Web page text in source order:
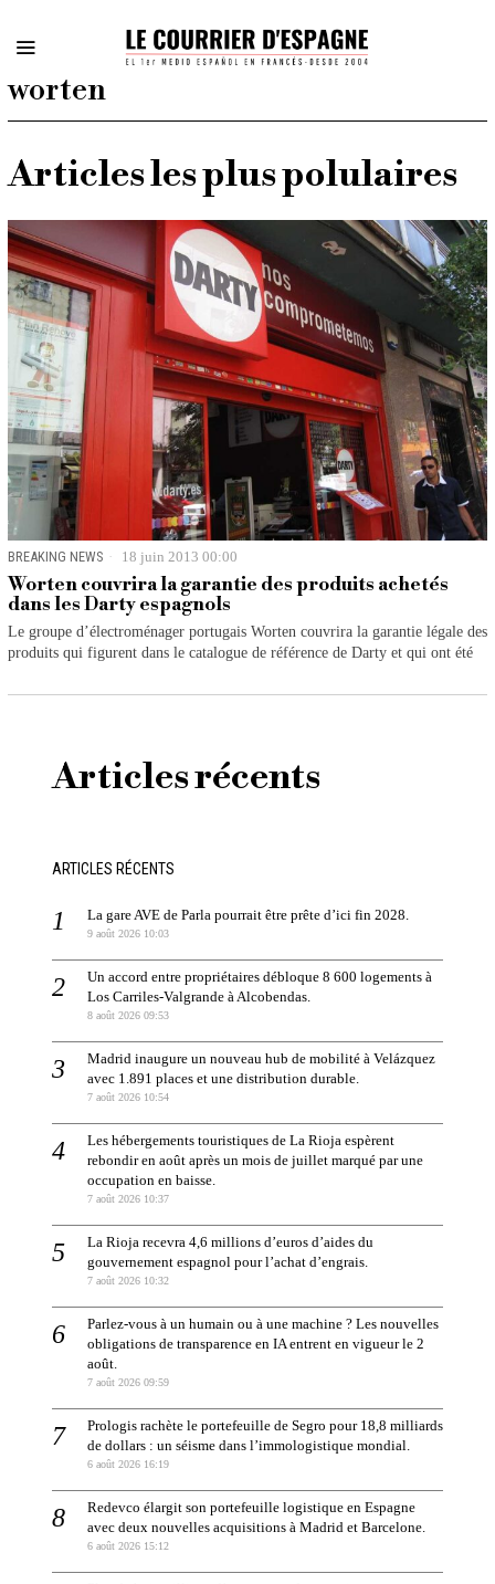
worten
Articles les plus polulaires
BREAKING NEWS 18 juin 2013 00:00
Worten couvrira la garantie des produits achetés
dans les Darty espagnols
Le groupe d’électroménager portugais Worten couvrira la garantie légale des
produits qui figurent dans le catalogue de référence de Darty et qui ont été
Articles récents
ARTICLES RÉCENTS
La gare AVE de Parla pourrait être prête d’ici fin 2028.
9 août 2026 10:03
Un accord entre propriétaires débloque 8 600 logements à
Los Carriles-Valgrande à Alcobendas.
8 août 2026 09:53
Madrid inaugure un nouveau hub de mobilité à Velázquez
avec 1.891 places et une distribution durable.
7 août 2026 10:54
Les hébergements touristiques de La Rioja espèrent
rebondir en août après un mois de juillet marqué par une
occupation en baisse.
7 août 2026 10:37
La Rioja recevra 4,6 millions d’euros d’aides du
gouvernement espagnol pour l’achat d’engrais.
7 août 2026 10:32
Parlez-vous à un humain ou à une machine ? Les nouvelles
obligations de transparence en IA entrent en vigueur le 2
août.
7 août 2026 09:59
Prologis rachète le portefeuille de Segro pour 18,8 milliards
de dollars : un séisme dans l’immologistique mondial.
6 août 2026 16:19
Redevco élargit son portefeuille logistique en Espagne
avec deux nouvelles acquisitions à Madrid et Barcelone.
6 août 2026 15:12